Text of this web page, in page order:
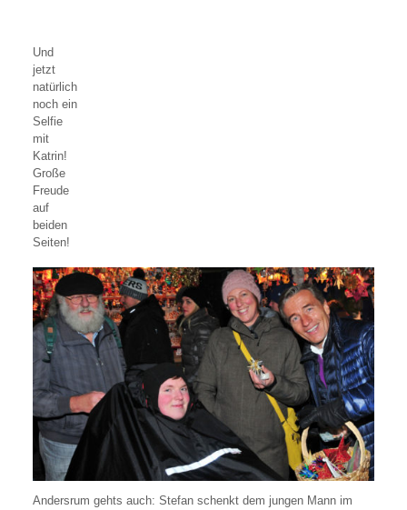
Und
jetzt
natürlich
noch ein
Selfie
mit
Katrin!
Große
Freude
auf
beiden
Seiten!
Andersrum gehts auch: Stefan schenkt dem jungen Mann im